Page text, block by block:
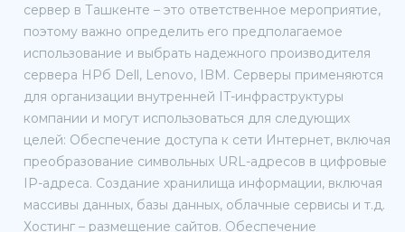
сервер в Ташкенте – это ответственное мероприятие,
поэтому важно определить его предполагаемое
использование и выбрать надежного производителя
сервера HPб Dell, Lenovo, IBM. Серверы применяются
для организации внутренней IT-инфраструктуры
компании и могут использоваться для следующих
целей: Обеспечение доступа к сети Интернет, включая
преобразование символьных URL-адресов в цифровые
IP-адреса. Создание хранилища информации, включая
массивы данных, базы данных, облачные сервисы и т.д.
Хостинг – размещение сайтов. Обеспечение